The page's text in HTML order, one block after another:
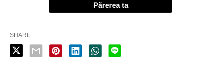
Părerea ta
SHARE